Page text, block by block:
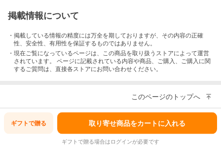
掲載情報について
・掲載している情報の精度には万全を期しておりますが、その内容の正確
性、安全性、有用性を保証するものではありません。
・現在ご覧になっているページは、この商品を取り扱うストアによって運営
されています。 ページに記載されている内容や商品、ご購入 、ご購入に関
するご質問は、直接各ストアにお問い合わせください。
このページのトップへ
ギフトで贈る 取り寄せ商品をカートに入れる
ギフトで贈る場合はログインが必要です